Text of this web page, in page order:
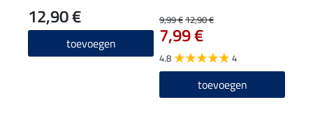
12,90 €
toevoegen
9,99 €12,90 €
7,99 €
4.8 4
toevoegen